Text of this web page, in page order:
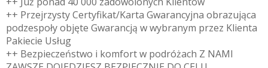
++ Przejrzysty Certyfikat/Karta Gwarancyjna obrazująca
podzespoły objęte Gwarancją w wybranym przez Klienta
Pakiecie Usług
++ Bezpieczeństwo i komfort w podróżach Z NAMI